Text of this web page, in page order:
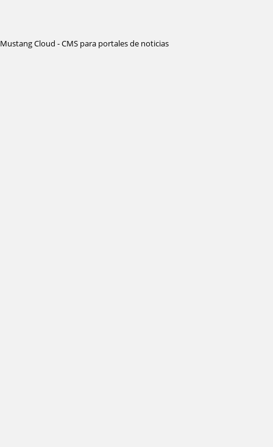
Mustang Cloud - CMS para portales de noticias